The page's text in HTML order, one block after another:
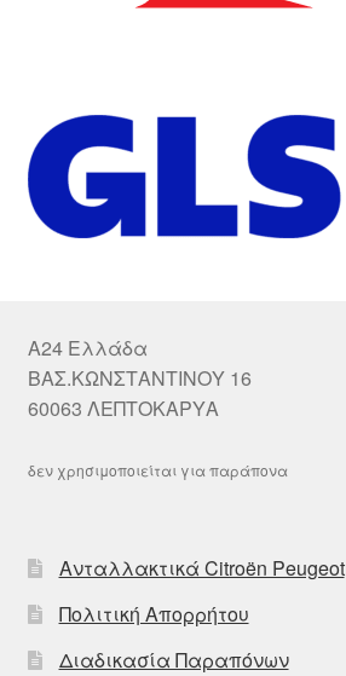
A24 Ελλάδα
ΒΑΣ.ΚΩΝΣΤΑΝΤΙΝΟΥ 16
60063 ΛΕΠΤΟΚΑΡΥΑ
δεν χρησιμοποιείται για παράπονα
Ανταλλακτικά Citroën Peugeot
Πολιτική Απορρήτου
Διαδικασία Παραπόνων